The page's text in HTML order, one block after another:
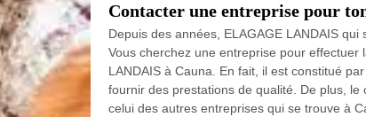
Contacter une entreprise pour
Depuis des années, ELAGAGE LANDAIS
Vous cherchez une entreprise pour
LANDAIS à Cauna. En fait, il est constitué
fournir des prestations de qualité. De plus,
celui des autres entreprises qui se trouve à